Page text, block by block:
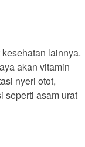
lainnya.
akan vitamin
nyeri otot,
seperti asam urat